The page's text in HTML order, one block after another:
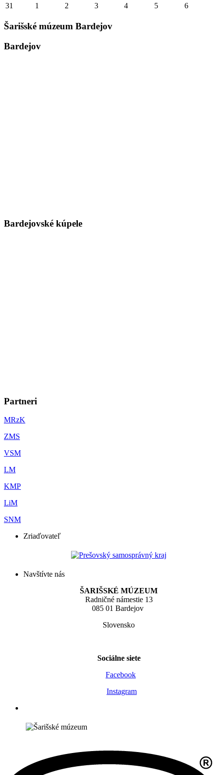
31 1 2 3 4 5 6
Šarišské múzeum Bardejov
Bardejov
Bardejovské kúpele
Partneri
MRzK
ZMS
VSM
LM
KMP
LiM
SNM
Zriaďovateľ
Navštívte nás
ŠARIŠSKÉ MÚZEUM
Radničné námestie 13
085 01 Bardejov
Slovensko
Sociálne siete
Facebook
Instagram